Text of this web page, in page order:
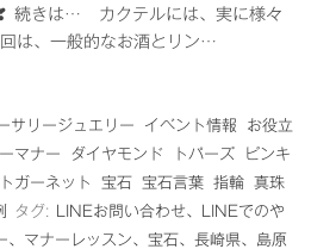
続きは… カクテルには、実に様々
は、一般的なお酒とリン…
サリージュエリー イベント情報
お役立
マナー ダイヤモンド トパーズ
ピンキ
ガーネット 宝石 宝石言葉 指輪
真珠
タグ:
LINEお問い合わせ、LINEでのや
、マナーレッスン、宝石、長崎県、島原